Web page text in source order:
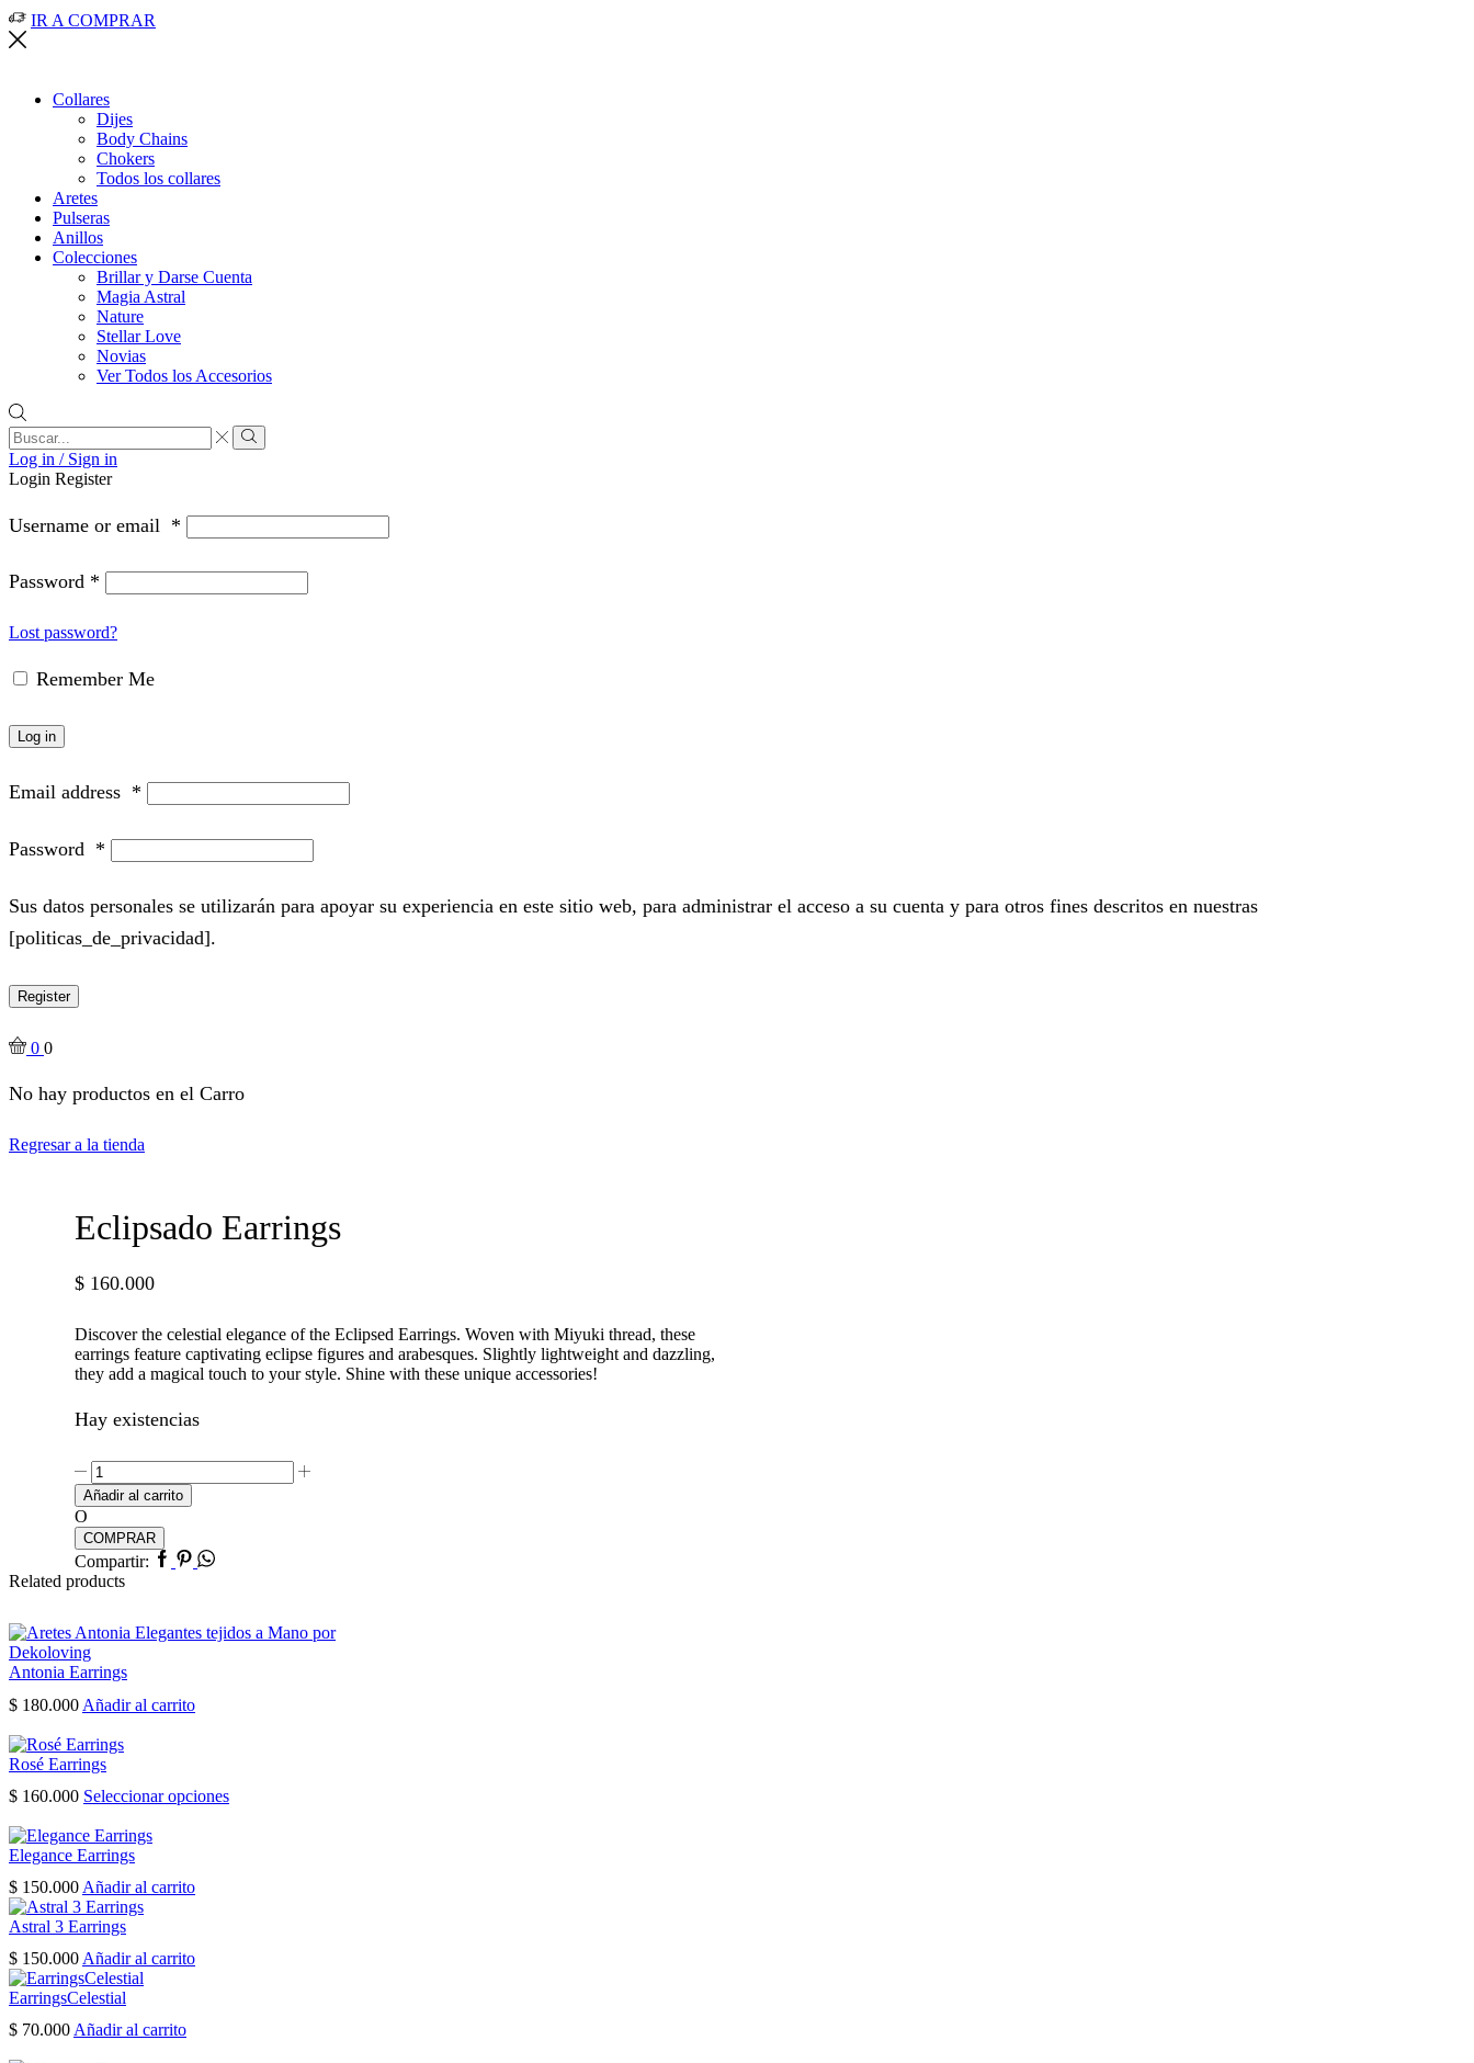
IR A COMPRAR
Collares
Dijes
Body Chains
Chokers
Todos los collares
Aretes
Pulseras
Anillos
Colecciones
Brillar y Darse Cuenta
Magia Astral
Nature
Stellar Love
Novias
Ver Todos los Accesorios
Search
input
Search
Log in / Sign in
Login Register
Username or email *
Password *
Lost password?
Remember Me
Log in
Email address *
Password *
Sus datos personales se utilizarán para apoyar su experiencia en este sitio web, para administrar el acceso a su cuenta y para otros fines descritos en nuestras
[politicas_de_privacidad].
Register
0 0
No hay productos en el Carro
Regresar a la tienda
Eclipsado Earrings
$ 160.000
Discover the celestial elegance of the Eclipsed Earrings. Woven with Miyuki thread, these
earrings feature captivating eclipse figures and arabesques. Slightly lightweight and dazzling,
they add a magical touch to your style. Shine with these unique accessories!
Hay existencias
Eclipsado
Earrings
cantidad
Añadir al carrito
O
COMPRAR
Compartir: Facebook
Pinterest
Whatsapp
Related products
Antonia Earrings
$ 180.000 Añadir al carrito
Rosé Earrings
$ 160.000 Seleccionar opcionesEste
Elegance Earrings
$ 150.000 Añadir al carrito
Astral 3 Earrings
$ 150.000 Añadir al carrito
EarringsCelestial
$ 70.000 Añadir al carrito